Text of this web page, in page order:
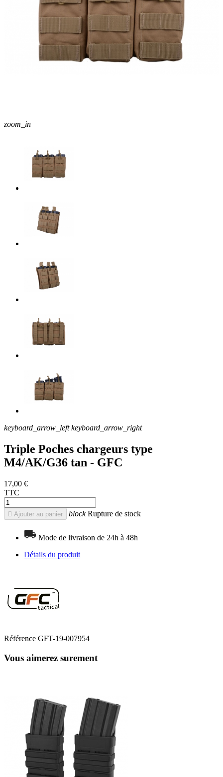
zoom_in
keyboard_arrow_left keyboard_arrow_right
Triple Poches chargeurs type
M4/AK/G36 tan - GFC
17,00 €
TTC
 Ajouter au panier blockRupture de stock
Mode de livraison de 24h à 48h
Détails du produit
Référence GFT-19-007954
Vous aimerez surement